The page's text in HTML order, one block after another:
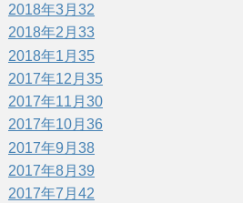
2018年3月 32
2018年2月 33
2018年1月 35
2017年12月 35
2017年11月 30
2017年10月 36
2017年9月 38
2017年8月 39
2017年7月 42